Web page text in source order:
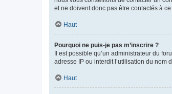
et ne doivent donc pas être contactés à
Haut
Pourquoi ne puis-je pas m’inscrire ?
Il est possible qu’un administrateur du
adresse IP ou interdit l’utilisation du nom
Haut